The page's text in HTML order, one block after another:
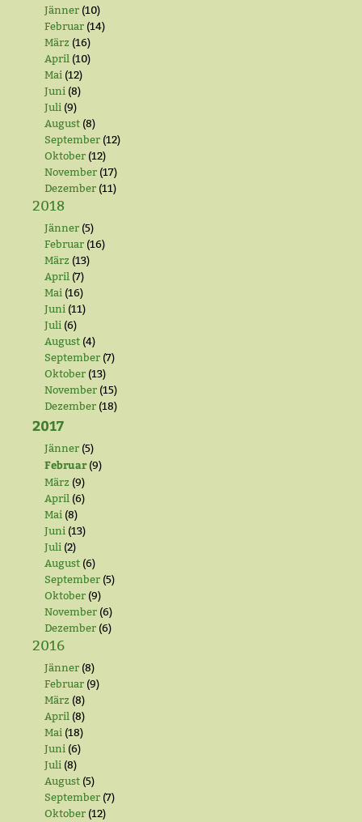
Jänner (10)
Februar (14)
März (16)
April (10)
Mai (12)
Juni (8)
Juli (9)
August (8)
September (12)
Oktober (12)
November (17)
Dezember (11)
2018
Jänner (5)
Februar (16)
März (13)
April (7)
Mai (16)
Juni (11)
Juli (6)
August (4)
September (7)
Oktober (13)
November (15)
Dezember (18)
2017
Jänner (5)
Februar(9)
März (9)
April (6)
Mai (8)
Juni (13)
Juli (2)
August (6)
September (5)
Oktober (9)
November (6)
Dezember (6)
2016
Jänner (8)
Februar (9)
März (8)
April (8)
Mai (18)
Juni (6)
Juli (8)
August (5)
September (7)
Oktober (12)